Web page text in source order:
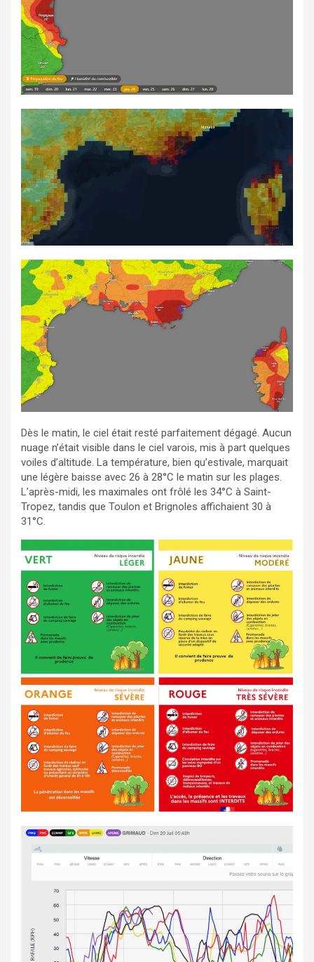
Dès le matin, le ciel était resté parfaitement dégagé. Aucun
nuage n’était visible dans le ciel varois, mis à part quelques
voiles d’altitude. La température, bien qu’estivale, marquait
une légère baisse avec 26 à 28°C le matin sur les plages.
L’après-midi, les maximales ont frôlé les 34°C à Saint-
Tropez, tandis que Toulon et Brignoles affichaient 30 à
31°C.